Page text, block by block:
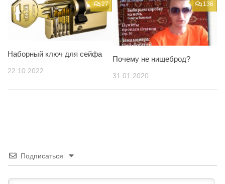
27
Наборный ключ для сейфа
22.10.2022
136
Почему не нищеброд?
31.01.2020
Подписаться